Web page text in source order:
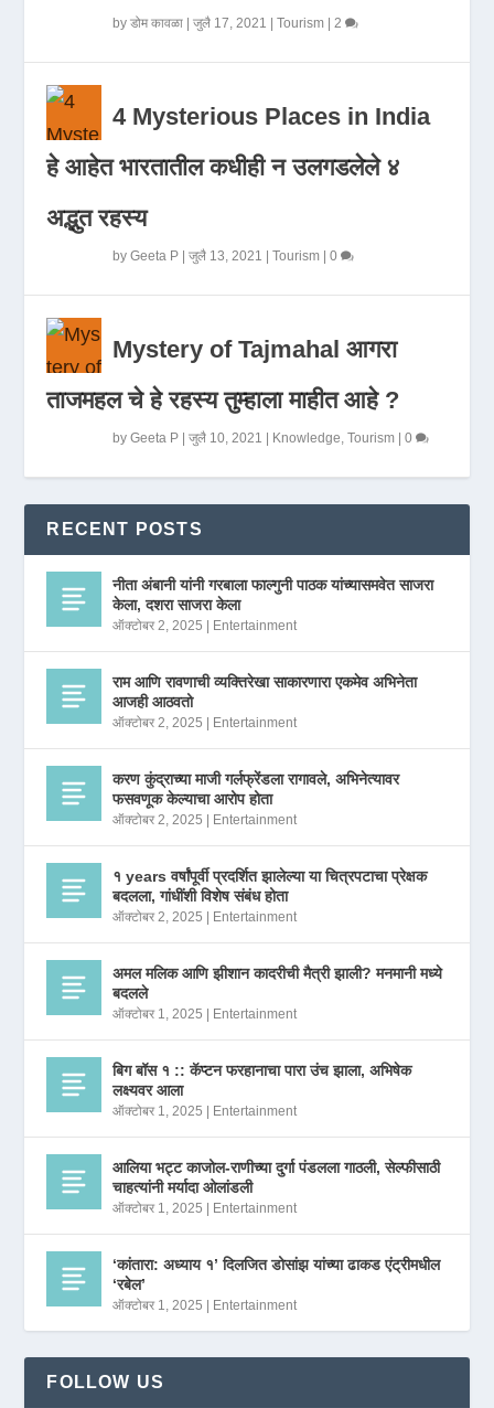
byडोम कावळा |जुलै 17, 2021 |Tourism | 2
4 Mysterious Places in India
हे आहेत भारतातील कधीही न उलगडलेले ४
अद्भुत रहस्य
byGeeta P |जुलै 13, 2021 |Tourism |0
Mystery of Tajmahal आगरा
ताजमहल चे हे रहस्य तुम्हाला माहीत आहे ?
byGeeta P |जुलै 10, 2021 | Knowledge ,Tourism |0
RECENT POSTS
नीता अंबानी यांनी गरबाला फाल्गुनी पाठक यांच्यासमवेत साजरा
केला, दशरा साजरा केला
ऑक्टोबर 2, 2025 | Entertainment
राम आणि रावणाची व्यक्तिरेखा साकारणारा एकमेव अभिनेता
आजही आठवतो
ऑक्टोबर 2, 2025 | Entertainment
करण कुंद्राच्या माजी गर्लफ्रेंडला रागावले, अभिनेत्यावर
फसवणूक केल्याचा आरोप होता
ऑक्टोबर 2, 2025 | Entertainment
१ years वर्षांपूर्वी प्रदर्शित झालेल्या या चित्रपटाचा प्रेक्षक
बदलला, गांधींशी विशेष संबंध होता
ऑक्टोबर 2, 2025 | Entertainment
अमल मलिक आणि झीशान कादरीची मैत्री झाली? मनमानी मध्ये
बदलले
ऑक्टोबर 1, 2025 | Entertainment
बिग बॉस १ :: कॅप्टन फरहानाचा पारा उंच झाला, अभिषेक
लक्ष्यवर आला
ऑक्टोबर 1, 2025 | Entertainment
आलिया भट्ट काजोल-राणीच्या दुर्गा पंडलला गाठली, सेल्फीसाठी
चाहत्यांनी मर्यादा ओलांडली
ऑक्टोबर 1, 2025 | Entertainment
‘कांतारा: अध्याय १’ दिलजित डोसांझ यांच्या ढाकड एंट्रीमधील
‘रबेल’
ऑक्टोबर 1, 2025 | Entertainment
FOLLOW US